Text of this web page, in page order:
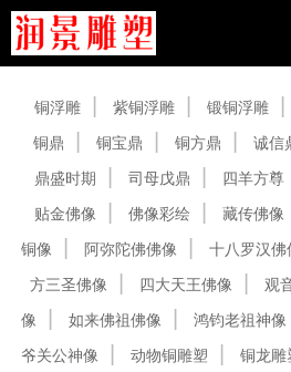
铜浮雕 紫铜浮雕 锻铜浮雕
铜鼎
铜宝鼎 铜方鼎 诚信
鼎盛时期
司母戊鼎 四羊方尊
贴金佛像
佛像彩绘 藏传佛像
铜像
阿弥陀佛佛像 十八罗汉佛
方三圣佛像
四大天王佛像 观
像
如来佛祖佛像 鸿钧老祖神像
爷关公神像
动物铜雕塑 铜龙雕